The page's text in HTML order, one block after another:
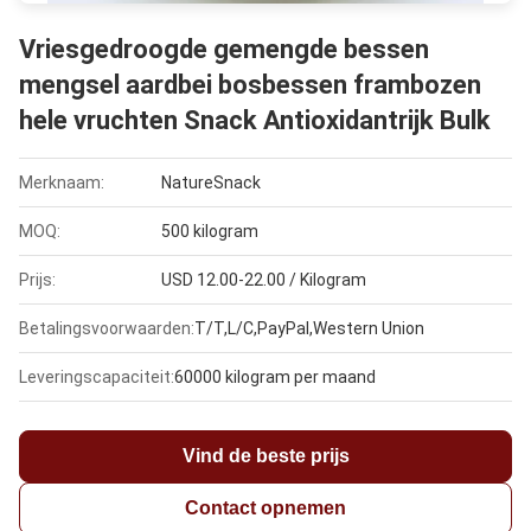
Vriesgedroogde gemengde bessen
mengsel aardbei bosbessen frambozen
hele vruchten Snack Antioxidantrijk Bulk
Merknaam: NatureSnack
MOQ: 500 kilogram
Prijs: USD 12.00-22.00 / Kilogram
Betalingsvoorwaarden:T/T,L/C,PayPal,Western Union
Leveringscapaciteit:60000 kilogram per maand
Vind de beste prijs
Contact opnemen